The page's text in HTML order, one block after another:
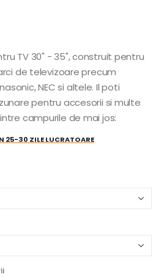
TV 30" - 35", construit pentru
de televizoare precum
NEC si altele. Il poti
pentru accesorii si multe
campurile de mai jos:
25-30 ZILE LUCRATOARE